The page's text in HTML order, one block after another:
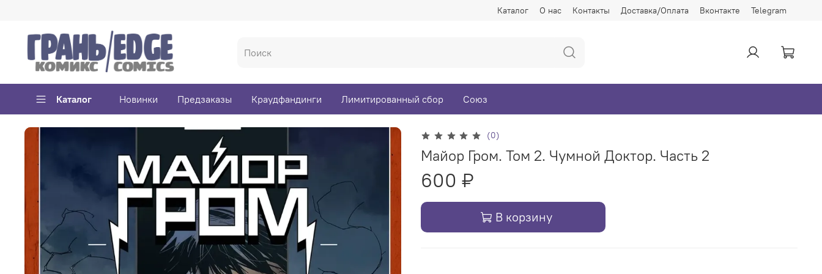
Каталог О нас Контакты Доставка/Оплата Вконтакте Telegram
Каталог Новинки Предзаказы Краудфандинги Лимитированный сбор Союз
(0)
Майор Гром. Том 2. Чумной Доктор. Часть 2
600 ₽
В корзину